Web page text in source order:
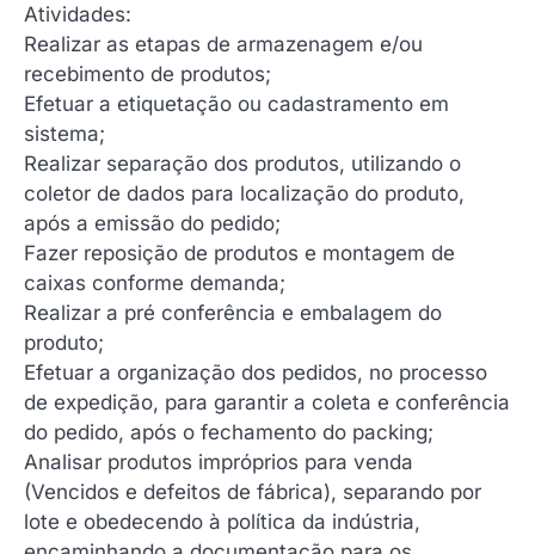
Atividades:
Realizar as etapas de armazenagem e/ou
recebimento de produtos;
Efetuar a etiquetação ou cadastramento em
sistema;
Realizar separação dos produtos, utilizando o
coletor de dados para localização do produto,
após a emissão do pedido;
Fazer reposição de produtos e montagem de
caixas conforme demanda;
Realizar a pré conferência e embalagem do
produto;
Efetuar a organização dos pedidos, no processo
de expedição, para garantir a coleta e conferência
do pedido, após o fechamento do packing;
Analisar produtos impróprios para venda
(Vencidos e defeitos de fábrica), separando por
lote e obedecendo à política da indústria,